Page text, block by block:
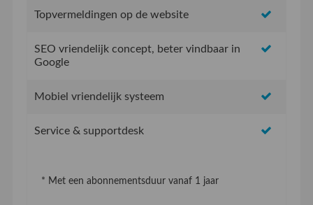
Topvermeldingen op de website
SEO vriendelijk concept, beter vindbaar in
Google
Mobiel vriendelijk systeem
Service & supportdesk
* Met een abonnementsduur vanaf 1 jaar